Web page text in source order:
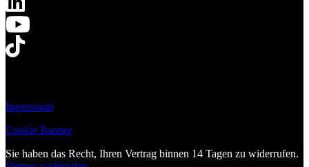
Impressum
Cookie Banner
Sie haben das Recht, Ihren Vertrag binnen 14 Tagen zu widerrufen.